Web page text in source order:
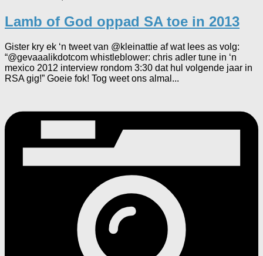
Lamb of God oppad SA toe in 2013
Gister kry ek ‘n tweet van @kleinattie af wat lees as volg:
“@gevaaalikdotcom whistleblower: chris adler tune in ‘n
mexico 2012 interview rondom 3:30 dat hul volgende jaar in
RSA gig!” Goeie fok! Tog weet ons almal...